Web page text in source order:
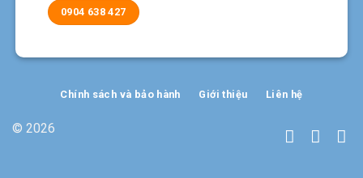
0904 638 427
© 2026
Chính sách và bảo hành Giới thiệu Liên hệ